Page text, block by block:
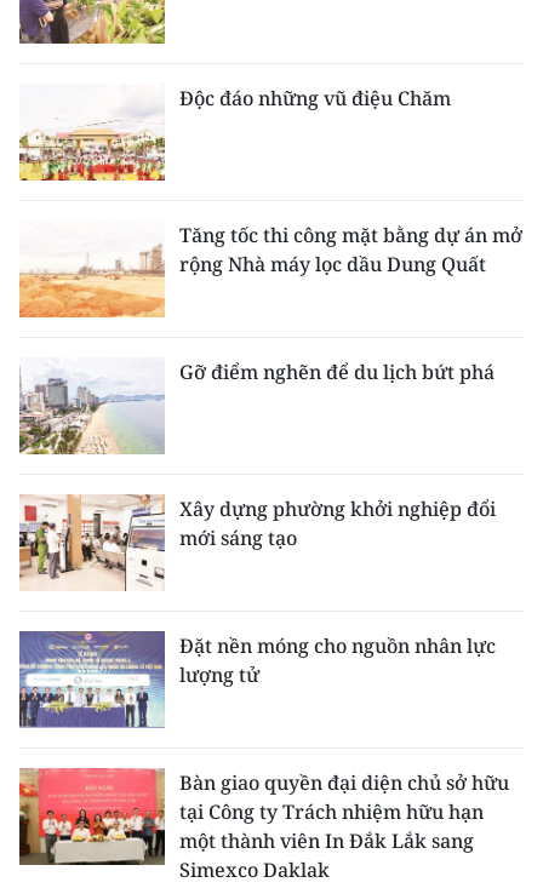
Độc đáo những vũ điệu Chăm
Tăng tốc thi công mặt bằng dự án mở
rộng Nhà máy lọc dầu Dung Quất
Gỡ điểm nghẽn để du lịch bứt phá
Xây dựng phường khởi nghiệp đổi
mới sáng tạo
Đặt nền móng cho nguồn nhân lực
lượng tử
Bàn giao quyền đại diện chủ sở hữu
tại Công ty Trách nhiệm hữu hạn
một thành viên In Đắk Lắk sang
Simexco Daklak